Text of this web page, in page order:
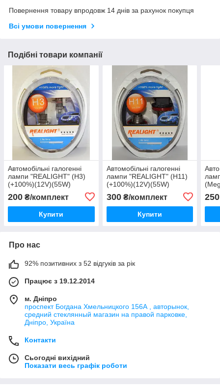
Повернення товару впродовж 14 днів за рахунок покупця
Всі умови повернення
Подібні товари компанії
Автомобільні галогенні
лампи "REALIGHT" (H3)
(+100%)(12V)(55W)
200 ₴/комплект
Купити
Автомобільні галогенні
лампи "REALIGHT" (H11)
(+100%)(12V)(55W)
300₴/комплект
Купити
250
Про нас
92% позитивних з 52 відгуків за рік
Працює з 19.12.2014
м. Дніпро
проспект Богдана Хмельницкого 156А , авторынок,
средний стеклянный магазин на правой парковке,
Дніпро, Україна
Контакти
Сьогодні вихідний
Показати весь графік роботи